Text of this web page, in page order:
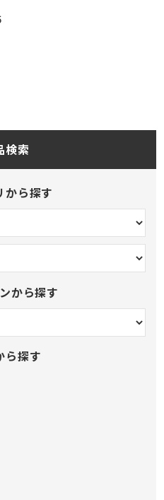
検索
から探す
から探す
ら探す